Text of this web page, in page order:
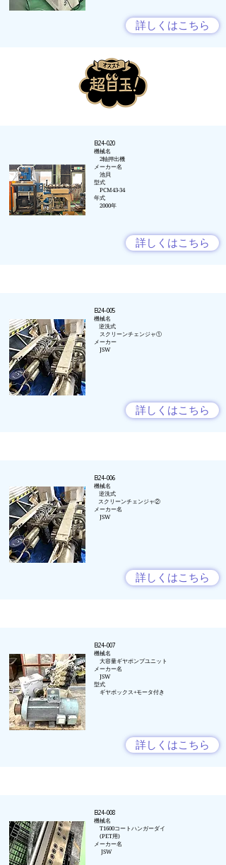
詳しくはこちら
B24-020
​機械名
2軸押出機
​メーカー名
​ 池貝
型式
PCM43-34
年式
​ 2000年
詳しくはこちら
B24-005
​機械名
逆洗式
スクリーンチェンジャ①
​​メーカー
JSW
詳しくはこちら
B24-006
​機械名
逆洗式
スクリーンチェンジャ②
​​メーカー名​
JSW
詳しくはこちら
B24-007
​機械名
大容量ギヤポンプユニット
メーカー名​
JSW
型式
ギヤボックス+モータ付き
詳しくはこちら
B24-008
​機械名​​
T1600コートハンガーダイ​
(PET用)
メーカー名​
​ JSW